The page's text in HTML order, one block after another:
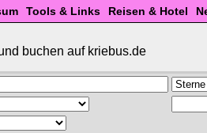
Tools & Links Reisen & Hotel
buchen auf kriebus.de